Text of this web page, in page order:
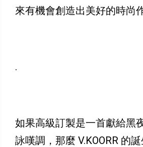
來有機會創造出美好的時尚
.
如果高級訂製是一首獻給黑
詠嘆調，那麼 V.KOORR 的